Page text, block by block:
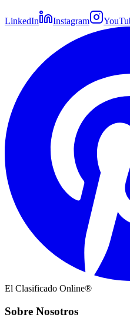
LinkedIn Instagram
El Clasificado Online®
Sobre Nosotros